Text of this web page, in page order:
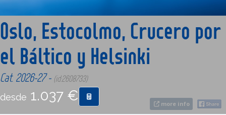
COMPRAR
CONTACTO
more info
Oslo, Estocolmo, Crucero por
el Báltico y Helsinki
Cat. 2026-27 - (id:2608733)
desde 1.037 €